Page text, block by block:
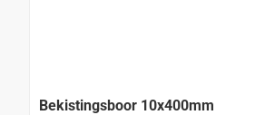
Bekistingsboor 10x400mm